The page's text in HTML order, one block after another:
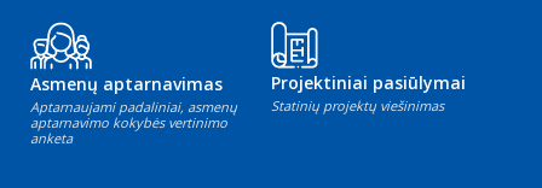
Asmenų aptarnavimas
Aptarnaujami padaliniai, asmenų
aptarnavimo kokybės vertinimo
anketa
Projektiniai pasiūlymai
Statinių projektų viešinimas